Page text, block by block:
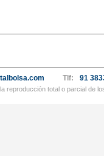
Tlf: 91
reproducción total o parcial de